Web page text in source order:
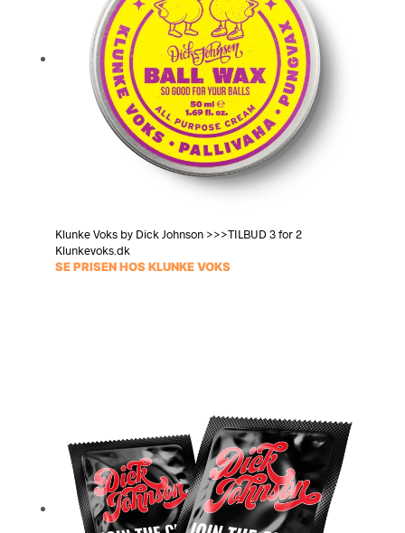
Klunke Voks by Dick Johnson >>>TILBUD 3 for 2
Klunkevoks.dk
SE PRISEN HOS KLUNKE VOKS